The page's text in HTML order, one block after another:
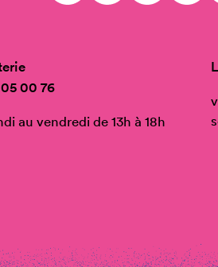
00 76
au vendredi de 13h à 18h